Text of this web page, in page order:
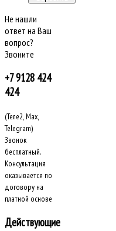
Не нашли
ответ на Ваш
вопрос?
Звоните
+7 9128 424
424
(Теле2, Max,
Telegram)
Звонок
бесплатный.
Консультация
оказывается по
договору на
платной основе
Действующие